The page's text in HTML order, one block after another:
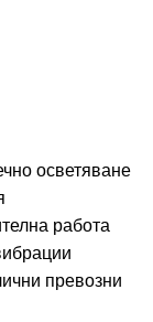
осветяване
работа
превозни